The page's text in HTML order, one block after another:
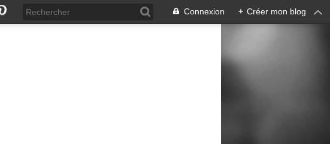
Connexion + Créer mon blog